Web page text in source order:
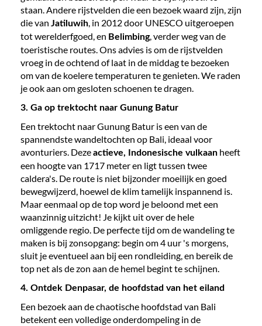
staan. Andere rijstvelden die een bezoek waard zijn, zijn
die van Jatiluwih, in 2012 door UNESCO uitgeroepen
tot werelderfgoed, en Belimbing, verder weg van de
toeristische routes. Ons advies is om de rijstvelden
vroeg in de ochtend of laat in de middag te bezoeken
om van de koelere temperaturen te genieten. We raden
je ook aan om gesloten schoenen te dragen.
3. Ga op trektocht naar Gunung Batur
Een trektocht naar Gunung Batur is een van de
spannendste wandeltochten op Bali, ideaal voor
avonturiers. Dezeactieve, Indonesische vulkaan heeft
een hoogte van 1717 meter en ligt tussen twee
caldera's. De route is niet bijzonder moeilijk en goed
bewegwijzerd, hoewel de klim tamelijk inspannend is.
Maar eenmaal op de top word je beloond met een
waanzinnig uitzicht! Je kijkt uit over de hele
omliggende regio. De perfecte tijd om de wandeling te
maken is bij zonsopgang: begin om 4 uur 's morgens,
sluit je eventueel aan bij een rondleiding, en bereik de
top net als de zon aan de hemel begint te schijnen.
4. Ontdek Denpasar, de hoofdstad van het eiland
Een bezoek aan de chaotische hoofdstad van Bali
betekent een volledige onderdompeling in de